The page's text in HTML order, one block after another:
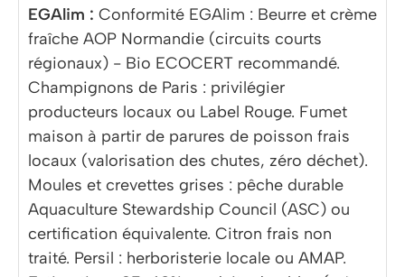
EGAlim : Conformité EGAlim : Beurre et crème
fraîche AOP Normandie (circuits courts
régionaux) - Bio ECOCERT recommandé.
Champignons de Paris : privilégier
producteurs locaux ou Label Rouge. Fumet
maison à partir de parures de poisson frais
locaux (valorisation des chutes, zéro déchet).
Moules et crevettes grises : pêche durable
Aquaculture Stewardship Council (ASC) ou
certification équivalente. Citron frais non
traité. Persil : herboristerie locale ou AMAP.